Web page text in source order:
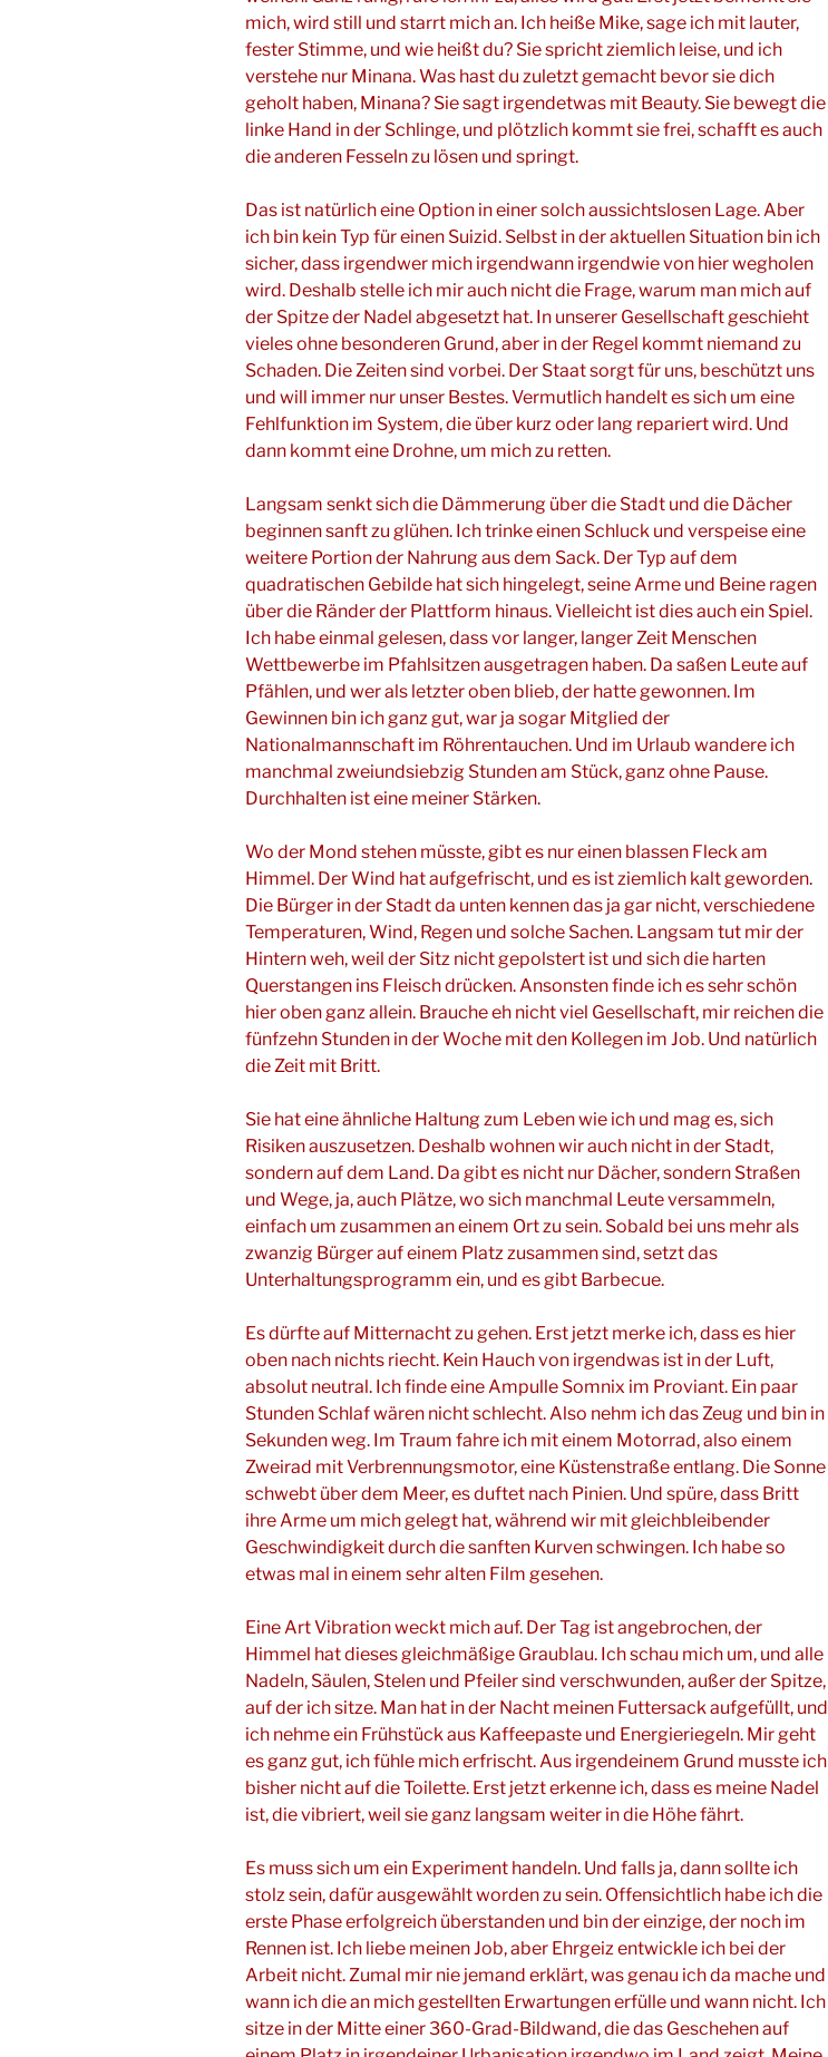
mich, wird still und starrt mich an. Ich heiße Mike, sage ich mit lauter,
fester Stimme, und wie heißt du? Sie spricht ziemlich leise, und ich
verstehe nur Minana. Was hast du zuletzt gemacht bevor sie dich
geholt haben, Minana? Sie sagt irgendetwas mit Beauty. Sie bewegt die
linke Hand in der Schlinge, und plötzlich kommt sie frei, schafft es auch
die anderen Fesseln zu lösen und springt.
Das ist natürlich eine Option in einer solch aussichtslosen Lage. Aber
ich bin kein Typ für einen Suizid. Selbst in der aktuellen Situation bin ich
sicher, dass irgendwer mich irgendwann irgendwie von hier wegholen
wird. Deshalb stelle ich mir auch nicht die Frage, warum man mich auf
der Spitze der Nadel abgesetzt hat. In unserer Gesellschaft geschieht
vieles ohne besonderen Grund, aber in der Regel kommt niemand zu
Schaden. Die Zeiten sind vorbei. Der Staat sorgt für uns, beschützt uns
und will immer nur unser Bestes. Vermutlich handelt es sich um eine
Fehlfunktion im System, die über kurz oder lang repariert wird. Und
dann kommt eine Drohne, um mich zu retten.
Langsam senkt sich die Dämmerung über die Stadt und die Dächer
beginnen sanft zu glühen. Ich trinke einen Schluck und verspeise eine
weitere Portion der Nahrung aus dem Sack. Der Typ auf dem
quadratischen Gebilde hat sich hingelegt, seine Arme und Beine ragen
über die Ränder der Plattform hinaus. Vielleicht ist dies auch ein Spiel.
Ich habe einmal gelesen, dass vor langer, langer Zeit Menschen
Wettbewerbe im Pfahlsitzen ausgetragen haben. Da saßen Leute auf
Pfählen, und wer als letzter oben blieb, der hatte gewonnen. Im
Gewinnen bin ich ganz gut, war ja sogar Mitglied der
Nationalmannschaft im Röhrentauchen. Und im Urlaub wandere ich
manchmal zweiundsiebzig Stunden am Stück, ganz ohne Pause.
Durchhalten ist eine meiner Stärken.
Wo der Mond stehen müsste, gibt es nur einen blassen Fleck am
Himmel. Der Wind hat aufgefrischt, und es ist ziemlich kalt geworden.
Die Bürger in der Stadt da unten kennen das ja gar nicht, verschiedene
Temperaturen, Wind, Regen und solche Sachen. Langsam tut mir der
Hintern weh, weil der Sitz nicht gepolstert ist und sich die harten
Querstangen ins Fleisch drücken. Ansonsten finde ich es sehr schön
hier oben ganz allein. Brauche eh nicht viel Gesellschaft, mir reichen die
fünfzehn Stunden in der Woche mit den Kollegen im Job. Und natürlich
die Zeit mit Britt.
Sie hat eine ähnliche Haltung zum Leben wie ich und mag es, sich
Risiken auszusetzen. Deshalb wohnen wir auch nicht in der Stadt,
sondern auf dem Land. Da gibt es nicht nur Dächer, sondern Straßen
und Wege, ja, auch Plätze, wo sich manchmal Leute versammeln,
einfach um zusammen an einem Ort zu sein. Sobald bei uns mehr als
zwanzig Bürger auf einem Platz zusammen sind, setzt das
Unterhaltungsprogramm ein, und es gibt Barbecue.
Es dürfte auf Mitternacht zu gehen. Erst jetzt merke ich, dass es hier
oben nach nichts riecht. Kein Hauch von irgendwas ist in der Luft,
absolut neutral. Ich finde eine Ampulle Somnix im Proviant. Ein paar
Stunden Schlaf wären nicht schlecht. Also nehm ich das Zeug und bin in
Sekunden weg. Im Traum fahre ich mit einem Motorrad, also einem
Zweirad mit Verbrennungsmotor, eine Küstenstraße entlang. Die Sonne
schwebt über dem Meer, es duftet nach Pinien. Und spüre, dass Britt
ihre Arme um mich gelegt hat, während wir mit gleichbleibender
Geschwindigkeit durch die sanften Kurven schwingen. Ich habe so
etwas mal in einem sehr alten Film gesehen.
Eine Art Vibration weckt mich auf. Der Tag ist angebrochen, der
Himmel hat dieses gleichmäßige Graublau. Ich schau mich um, und alle
Nadeln, Säulen, Stelen und Pfeiler sind verschwunden, außer der Spitze,
auf der ich sitze. Man hat in der Nacht meinen Futtersack aufgefüllt, und
ich nehme ein Frühstück aus Kaffeepaste und Energieriegeln. Mir geht
es ganz gut, ich fühle mich erfrischt. Aus irgendeinem Grund musste ich
bisher nicht auf die Toilette. Erst jetzt erkenne ich, dass es meine Nadel
ist, die vibriert, weil sie ganz langsam weiter in die Höhe fährt.
Es muss sich um ein Experiment handeln. Und falls ja, dann sollte ich
stolz sein, dafür ausgewählt worden zu sein. Offensichtlich habe ich die
erste Phase erfolgreich überstanden und bin der einzige, der noch im
Rennen ist. Ich liebe meinen Job, aber Ehrgeiz entwickle ich bei der
Arbeit nicht. Zumal mir nie jemand erklärt, was genau ich da mache und
wann ich die an mich gestellten Erwartungen erfülle und wann nicht. Ich
sitze in der Mitte einer 360-Grad-Bildwand, die das Geschehen auf